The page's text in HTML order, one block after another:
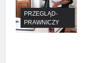
PRZEGLĄD-
PRAWNICZY